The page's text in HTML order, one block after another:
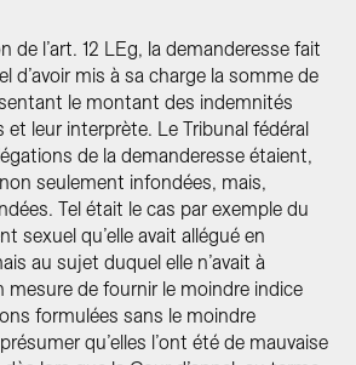
de l’art. 12 LEg, la demanderesse fait
d’avoir mis à sa charge la somme de
le montant des indemnités
leur interprète. Le Tribunal fédéral
de la demanderesse étaient,
seulement infondées, mais,
Tel était le cas par exemple du
sexuel qu’elle avait allégué en
au sujet duquel elle n’avait à
mesure de fournir le moindre indice
formulées sans le moindre
qu’elles l’ont été de mauvaise